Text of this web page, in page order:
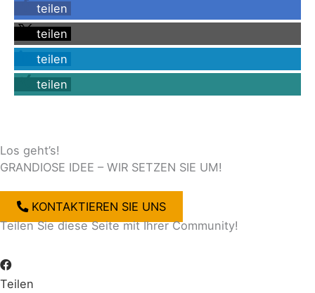
teilen
teilen
teilen
teilen
Los geht’s!
GRANDIOSE IDEE – WIR SETZEN SIE UM!
KONTAKTIEREN SIE UNS
Teilen Sie diese Seite mit Ihrer Community!
Teilen